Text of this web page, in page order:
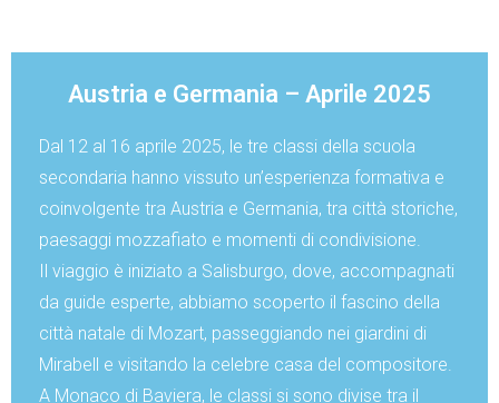
Austria e Germania – Aprile 2025
Dal 12 al 16 aprile 2025, le tre classi della scuola
secondaria hanno vissuto un’esperienza formativa e
coinvolgente tra Austria e Germania, tra città storiche,
paesaggi mozzafiato e momenti di condivisione.
Il viaggio è iniziato a Salisburgo, dove, accompagnati
da guide esperte, abbiamo scoperto il fascino della
città natale di Mozart, passeggiando nei giardini di
Mirabell e visitando la celebre casa del compositore.
A Monaco di Baviera, le classi si sono divise tra il